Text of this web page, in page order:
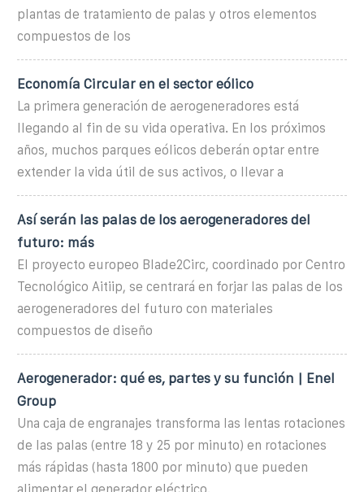
plantas de tratamiento de palas y otros elementos
compuestos de los
Economía Circular en el sector eólico
La primera generación de aerogeneradores está
llegando al fin de su vida operativa. En los próximos
años, muchos parques eólicos deberán optar entre
extender la vida útil de sus activos, o llevar a
Así serán las palas de los aerogeneradores del
futuro: más
El proyecto europeo Blade2Circ, coordinado por Centro
Tecnológico Aitiip, se centrará en forjar las palas de los
aerogeneradores del futuro con materiales
compuestos de diseño
Aerogenerador: qué es, partes y su función | Enel
Group
Una caja de engranajes transforma las lentas rotaciones
de las palas (entre 18 y 25 por minuto) en rotaciones
más rápidas (hasta 1800 por minuto) que pueden
alimentar el generador eléctrico.